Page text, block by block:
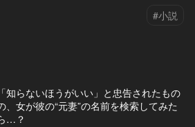
#小説
「知らないほうがいい」と忠告されたもの
、女が彼の“元妻”の名前を検索してみた
…？